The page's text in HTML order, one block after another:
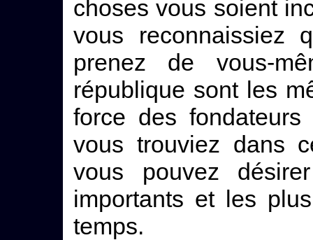
choses vous soient
vous reconnaissiez
prenez de vous-
république sont les
force des
vous trouviez dans
vous pouvez
importants et les
temps.